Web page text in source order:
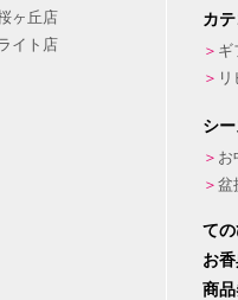
ヶ丘店
イト店
カ
ギ
シ
お
盆
て
お
商